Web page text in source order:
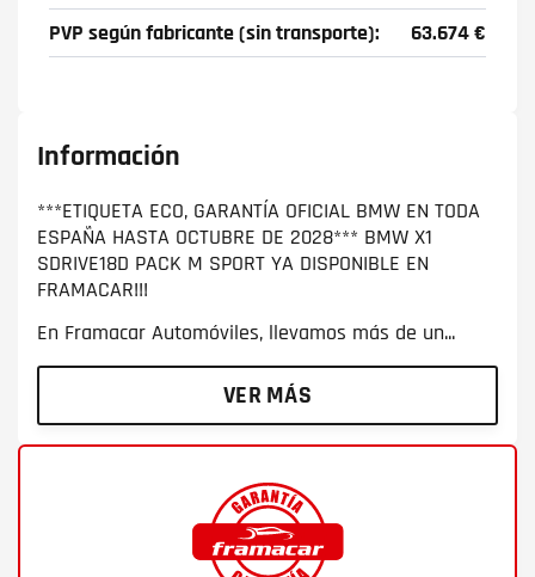
PVP según fabricante (sin transporte):
63.674 €
Información
***ETIQUETA ECO, GARANTÍA OFICIAL BMW EN TODA
ESPAÑA HASTA OCTUBRE DE 2028*** BMW X1
SDRIVE18D PACK M SPORT YA DISPONIBLE EN
FRAMACAR!!!
En Framacar Automóviles, llevamos más de un...
VER MÁS